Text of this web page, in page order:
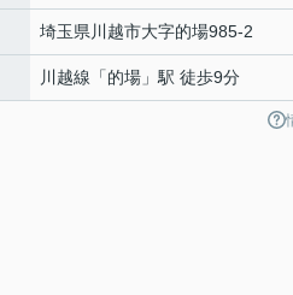
埼玉県 川越市大字的場985-2
川越線 「的場 」駅 徒歩9分